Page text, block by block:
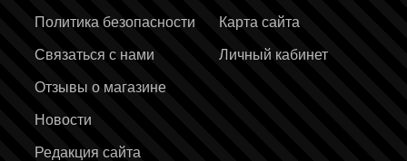
Политика безопасности
Связаться с нами
Отзывы о магазине
Новости
Редакция сайта
Карта сайта
Личный кабинет